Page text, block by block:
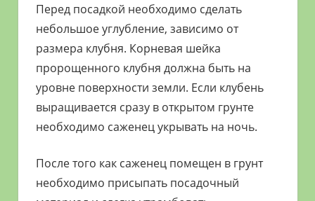
Перед посадкой необходимо сделать
небольшое углубление, зависимо от
размера клубня. Корневая шейка
пророщенного клубня должна быть на
уровне поверхности земли. Если клубень
выращивается сразу в открытом грунте
необходимо саженец укрывать на ночь.
После того как саженец помещен в грунт
необходимо присыпать посадочный